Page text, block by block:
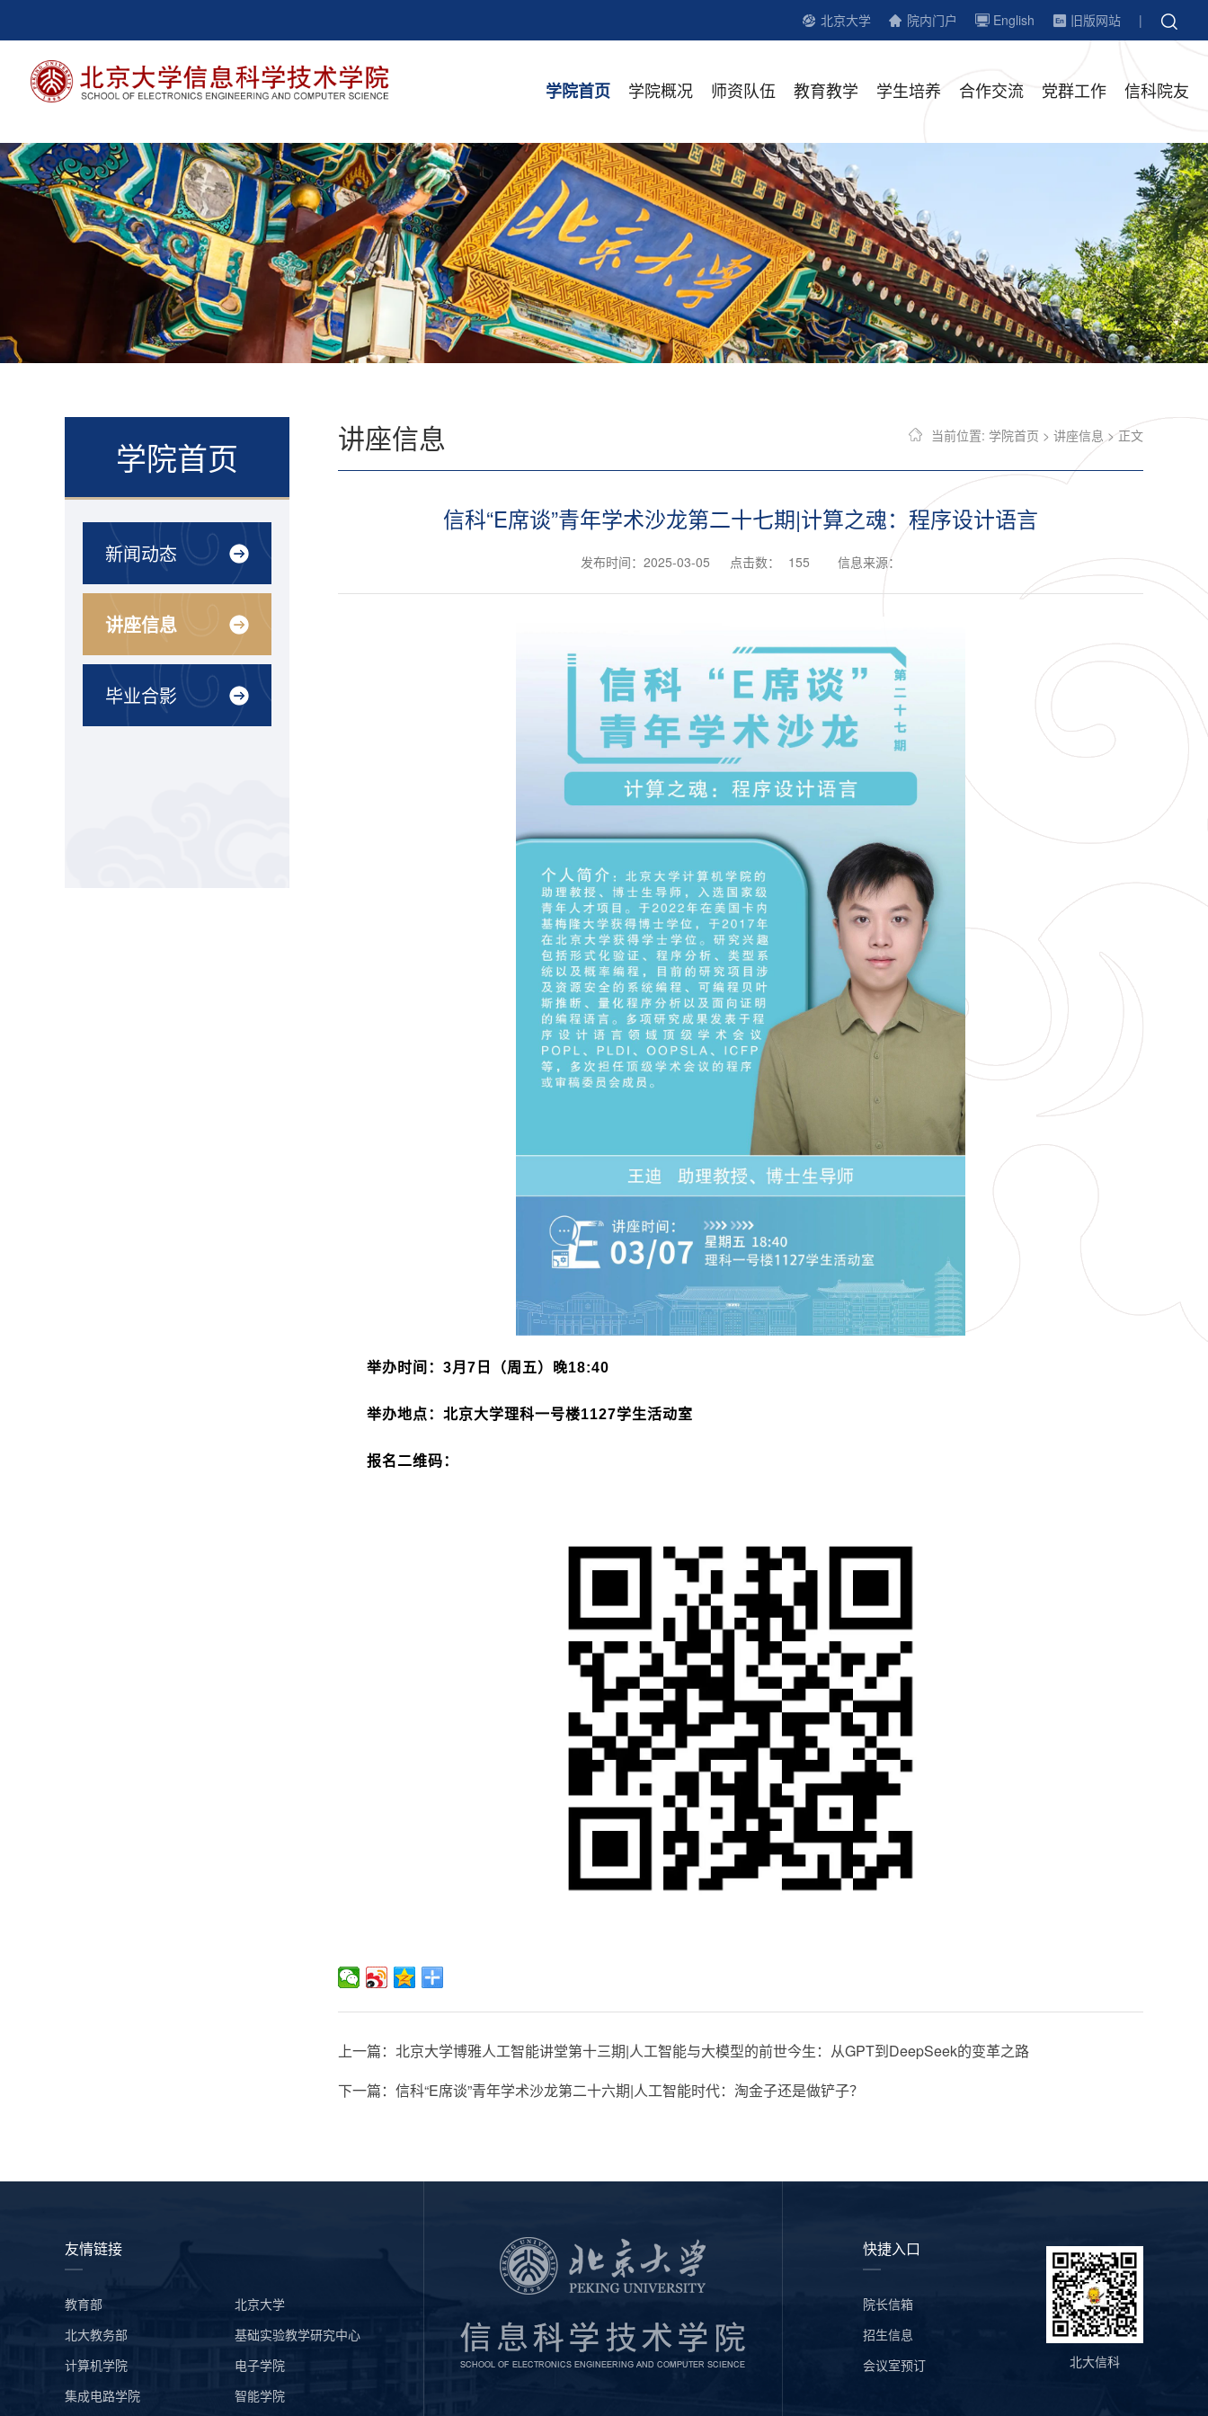
北京大学 院内门户 English 旧版网站 |
学院首页 学院概况 师资队伍 教育教学 学生培养 合作交流 党群工作 信科院友
学院首页
新闻动态
讲座信息
毕业合影
讲座信息 当前位置: 学院首页 > 讲座信息 > 正文
信科“E席谈”青年学术沙龙第二十七期|计算之魂：程序设计语言
发布时间：2025-03-05 点击数： 155 信息来源：
举办时间： 3月 7 日（周五）晚18:40
举办地点：北京大学理科一号楼1127学生活动室
报名二维码：
上一篇：北京大学博雅人工智能讲堂第十三期|人工智能与大模型的前世今生：从GPT到DeepSeek的变革之路
下一篇：信科“E席谈”青年学术沙龙第二十六期|人工智能时代：淘金子还是做铲子？
友情链接
教育部
北京大学
北大教务部
基础实验教学研究中心
计算机学院
电子学院
集成电路学院
智能学院
北大信科
快捷入口
院长信箱
招生信息
会议室预订